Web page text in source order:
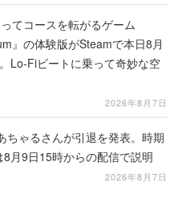
てコースを転がるゲーム
』の体験版がSteamで本日8月
Lo-Fiビートに乗って奇妙な空
2026年8月7日
ちゃるさんが引退を発表。時期
8月9日15時からの配信で説明
2026年8月7日